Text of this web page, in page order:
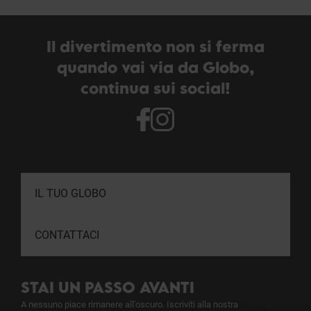
Il divertimento non si ferma
quando vai via da Globo,
continua sui social!
IL TUO GLOBO
CONTATTACI
STAI UN PASSO AVANTI
A nessuno piace rimanere all'oscuro. Iscriviti alla nostra